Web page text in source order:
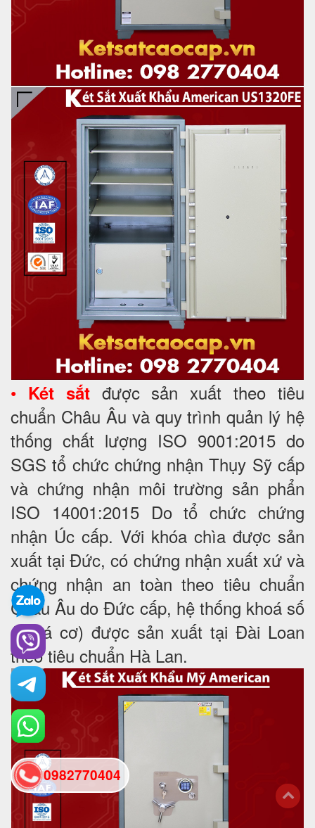
• Két sắtđược sản xuất theo tiêu
chuẩn Châu Âu và quy trình quản lý hệ
thống chất lượng ISO 9001:2015 do
SGS tổ chức chứng nhận Thụy Sỹ cấp
và chứng nhận môi trường sản phẩn
ISO 14001:2015 Do tổ chức chứng
nhận Úc cấp. Với khóa chìa được sản
xuất tại Đức, có chứng nhận xuất xứ và
chứng nhận an toàn theo tiêu chuẩn
Châu Âu do Đức cấp, hệ thống khoá số
(khoá cơ) được sản xuất tại Đài Loan
theo tiêu chuẩn Hà Lan.
0982770404